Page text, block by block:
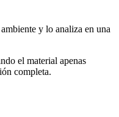
y lo analiza en una
el material apenas
completa.